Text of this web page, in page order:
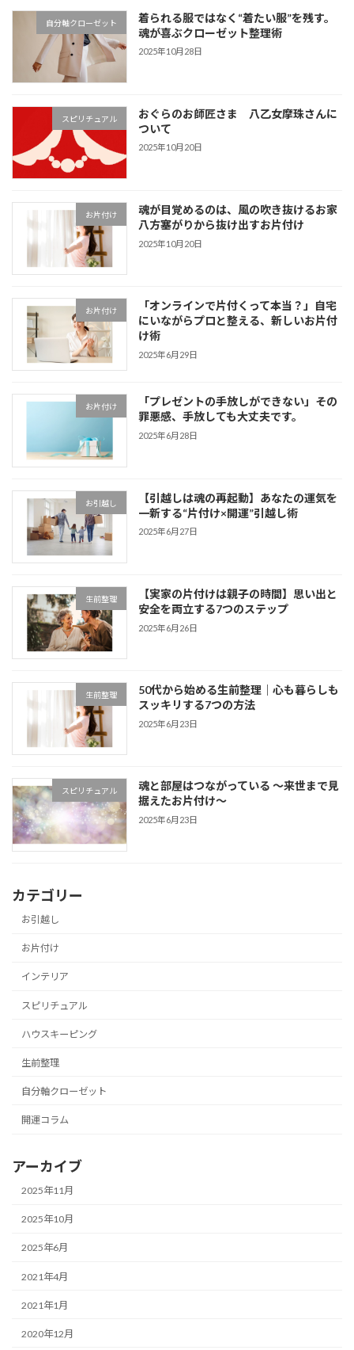
自分軸クローゼット
着られる服ではなく“着たい服”を残す。
魂が喜ぶクローゼット整理術
2025年10月28日
スピリチュアル
おぐらのお師匠さま 八乙女摩珠さんに
ついて
2025年10月20日
お片付け
魂が目覚めるのは、風の吹き抜けるお家
八方塞がりから抜け出すお片付け
2025年10月20日
お片付け
「オンラインで片付くって本当？」自宅
にいながらプロと整える、新しいお片付
け術
2025年6月29日
お片付け
「プレゼントの手放しができない」その
罪悪感、手放しても大丈夫です。
2025年6月28日
お引越し
【引越しは魂の再起動】あなたの運気を
一新する“片付け×開運”引越し術
2025年6月27日
生前整理
【実家の片付けは親子の時間】思い出と
安全を両立する7つのステップ
2025年6月26日
生前整理
50代から始める生前整理｜心も暮らしも
スッキリする7つの方法
2025年6月23日
スピリチュアル
魂と部屋はつながっている 〜来世まで見
据えたお片付け〜
2025年6月23日
カテゴリー
お引越し
お片付け
インテリア
スピリチュアル
ハウスキーピング
生前整理
自分軸クローゼット
開運コラム
アーカイブ
2025年11月
2025年10月
2025年6月
2021年4月
2021年1月
2020年12月